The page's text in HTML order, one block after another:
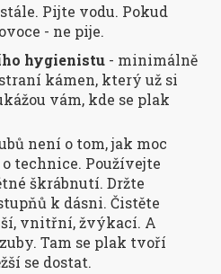
Pijte vodu. Pokud
- ne pije.
hygienistu - minimálně
kámen, který už si
vám, kde se plak
není o tom, jak moc
technice. Používejte
škrábnutí. Držte
k dásni. Čistěte
vnitřní, žvýkací. A
Tam se plak tvoří
se dostat.